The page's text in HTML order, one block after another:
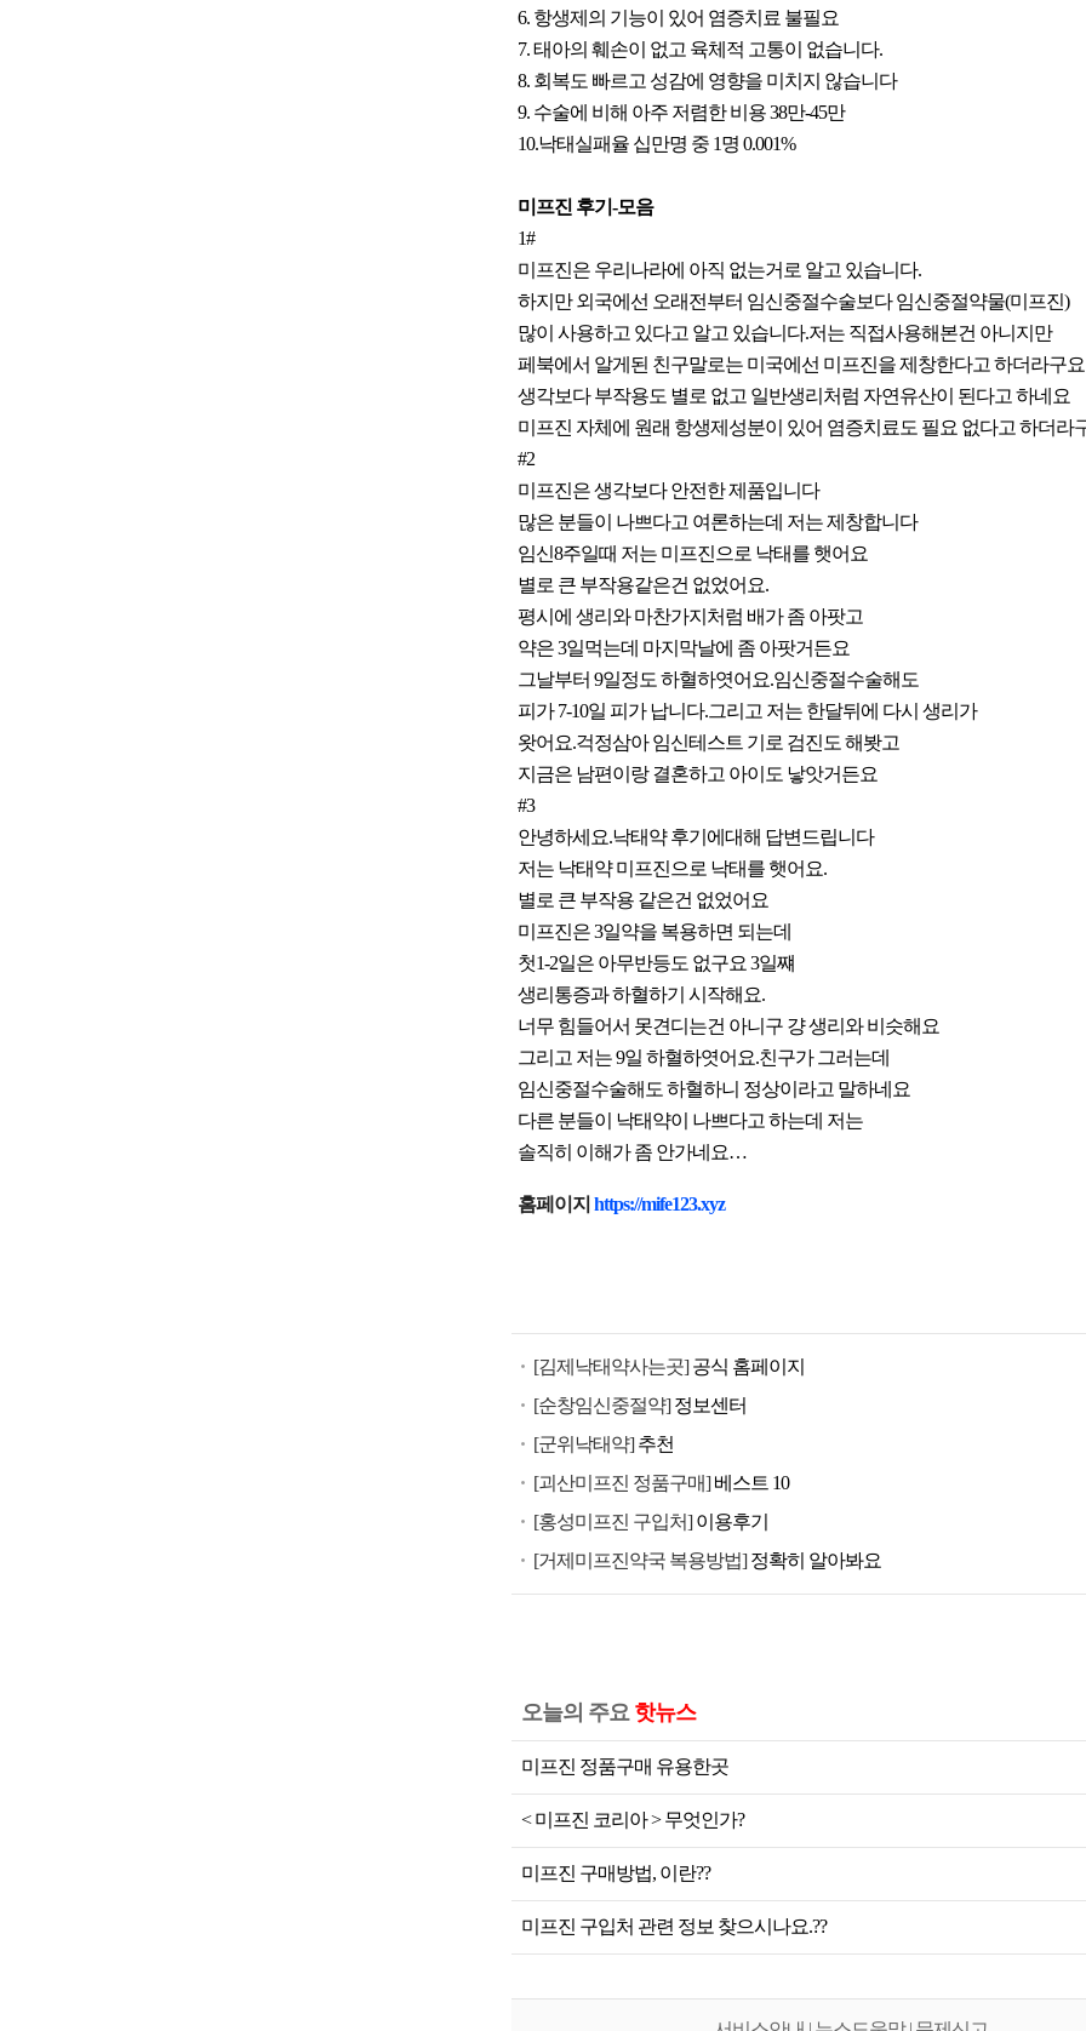
6. 항생제의 기능이 있어 염증치료 불필요
7. 태아의 훼손이 없고 육체적 고통이 없습니다.
8. 회복도 빠르고 성감에 영향을 미치지 않습니다
9. 수술에 비해 아주 저렴한 비용 38만-45만
10.낙태실패율 십만명 중 1명 0.001%
미프진 후기-모음
1#
미프진은 우리나라에 아직 없는거로 알고 있습니다.
하지만 외국에선 오래전부터 임신중절수술보다 임신중절약물(미프진)
많이 사용하고 있다고 알고 있습니다.저는 직접사용해본건 아니지만
페북에서 알게된 친구말로는 미국에선 미프진을 제창한다고 하더라구
생각보다 부작용도 별로 없고 일반생리처럼 자연유산이 된다고 하네요
미프진 자체에 원래 항생제성분이 있어 염증치료도 필요 없다고 하더라
#2
미프진은 생각보다 안전한 제품입니다
많은 분들이 나쁘다고 여론하는데 저는 제창합니다
임신8주일때 저는 미프진으로 낙태를 햇어요
별로 큰 부작용같은건 없었어요.
평시에 생리와 마찬가지처럼 배가 좀 아팟고
약은 3일먹는데 마지막날에 좀 아팟거든요
그날부터 9일정도 하혈하엿어요.임신중절수술해도
피가 7-10일 피가 납니다.그리고 저는 한달뒤에 다시 생리가
왓어요.걱정삼아 임신테스트 기로 검진도 해봣고
지금은 남편이랑 결혼하고 아이도 낳앗거든요
#3
안녕하세요.낙태약 후기에대해 답변드립니다
저는 낙태약 미프진으로 낙태를 햇어요.
별로 큰 부작용 같은건 없었어요
미프진은 3일약을 복용하면 되는데
첫1-2일은 아무반등도 없구요 3일쨰
생리통증과 하혈하기 시작해요.
너무 힘들어서 못견디는건 아니구 걍 생리와 비슷해요
그리고 저는 9일 하혈하엿어요.친구가 그러는데
임신중절수술해도 하혈하니 정상이라고 말하네요
다른 분들이 낙태약이 나쁘다고 하는데 저는
솔직히 이해가 좀 안가네요…
태
구
입
미
프
공
식
미
프
진
격,
미
프
진
공
식,
프
홈페이지 https://mife123.xyz
[김제낙태약사는곳]공식 홈페이지
[순창임신중절약]정보센터
[군위낙태약]추천
[괴산미프진 정품구매]베스트 10
[홍성미프진 구입처]이용후기
[거제미프진약국 복용방법]정확히 알아봐요
오늘의 주요핫뉴스
미프진 정품구매 유용한곳
< 미프진 코리아 > 무엇인가?
미프진 구매방법, 이란??
미프진 구입처 관련 정보 찾으시나요.??